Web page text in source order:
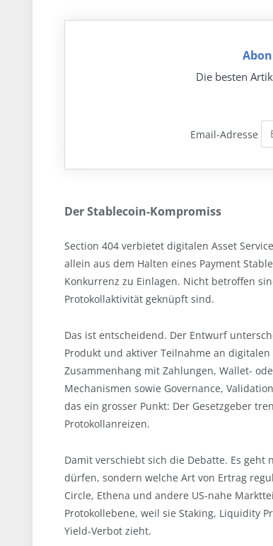
Die besten
Email-Adresse
Der Stablecoin-Kompromiss
Section 404 verbietet digitalen Asset
allein aus dem Halten eines Payment
Konkurrenz zu Einlagen. Nicht betroffen
Protokollaktivität geknüpft sind.
Das ist entscheidend. Der Entwurf
Produkt und aktiver Teilnahme an
Zusammenhang mit Zahlungen, Wallet-
Mechanismen sowie Governance,
das ein grosser Punkt: Der Gesetzgeber
Protokollanreizen.
Damit verschiebt sich die Debatte. Es
dürfen, sondern welche Art von Ertrag
Circle, Ethena und andere US-nahe
Protokollebene, weil sie Staking, Liquidity
Yield-Verbot zieht.